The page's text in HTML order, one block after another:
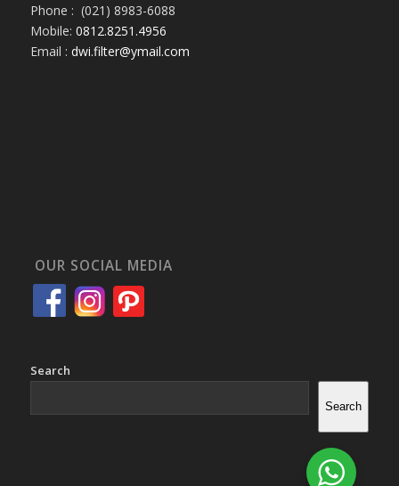
Phone : (021) 8983-6088
Mobile: 0812.8251.4956
Email : dwi.filter@ymail.com
OUR SOCIAL MEDIA
Search
Search